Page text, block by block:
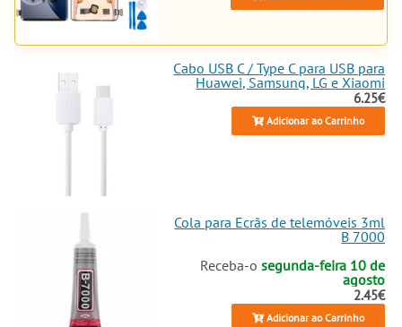
comprar e restaurar o teu Vivo
V2219.
Desafia o esperado e escolhe
substituição para telemóveis.
Somos especialistas em ecrãs
expectativas. Pronto para a
reparação que transforma um
desastre em vitória? Explora e
compra agora mesmo, porque o
melhor, não o convencional.
Cabo USB C / Type C para USB para
Huawei, Samsung, LG e Xiaomi
6.25€
Adicionar ao Carrinho
Cola para Ecrãs de telemóveis 3ml
B 7000
Receba-o segunda-feira 10 de
agosto
2.45€
Adicionar ao Carrinho